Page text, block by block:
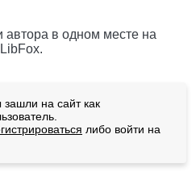
автора в одном месте на
на сайт как
либо войти на